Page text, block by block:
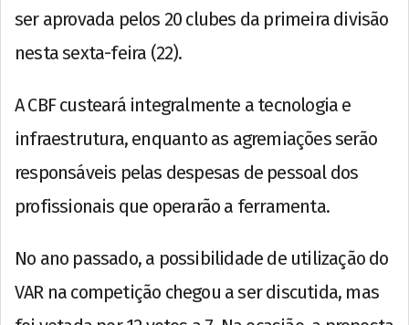
ser aprovada pelos 20 clubes da primeira divisão
nesta sexta-feira (22).
A CBF custeará integralmente a tecnologia e
infraestrutura, enquanto as agremiações serão
responsáveis pelas despesas de pessoal dos
profissionais que operarão a ferramenta.
No ano passado, a possibilidade de utilização do
VAR na competição chegou a ser discutida, mas